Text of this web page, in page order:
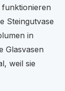
funktionieren
Steingutvase
in
Glasvasen
weil sie